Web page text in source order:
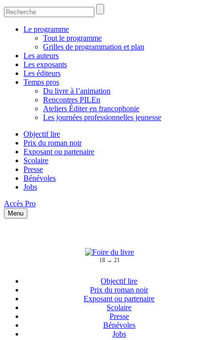
Le programme
Tout le programme
Grilles de programmation et plan
Les auteurs
Les exposants
Les éditeurs
Temps pros
Du livre à l’animation
Rencontres PILEn
Ateliers Éditer en francophonie
Les journées professionnelles jeunesse
Objectif lire
Prix du roman noir
Exposant ou partenaire
Scolaire
Presse
Bénévoles
Jobs
Accès Pro
Menu
18 → 21
Objectif lire
Prix du roman noir
Exposant ou partenaire
Scolaire
Presse
Bénévoles
Jobs